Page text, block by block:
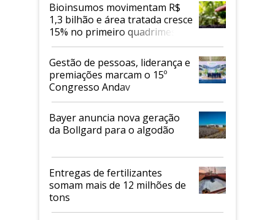
Bioinsumos movimentam R$
1,3 bilhão e área tratada cresce
15% no primeiro quadrimestre
de 2026
Gestão de pessoas, liderança e
premiações marcam o 15º
Congresso Andav
Bayer anuncia nova geração
da Bollgard para o algodão
Entregas de fertilizantes
somam mais de 12 milhões de
tons